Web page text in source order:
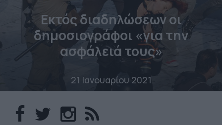
Εκτός διαδηλώσεων οι
δημοσιογράφοι «για την
ασφάλειά τους»
21 Ιανουαρίου 2021